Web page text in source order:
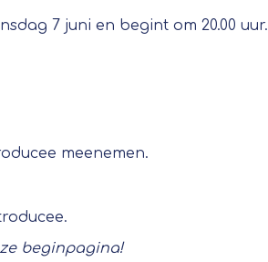
7 juni en begint om 20.00 uur.
meenemen.
beginpagina!